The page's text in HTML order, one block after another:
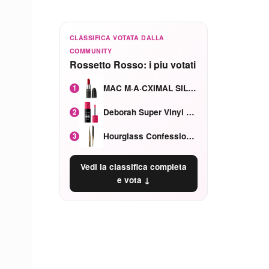
CLASSIFICA VOTATA DALLA
COMMUNITY
Rossetto Rosso: i piu votati
1 MAC M·A·CXIMAL SILKY MATTE Red Rock mat
2 Deborah Super Vinyl Shake Rosa Ciliegia
3 Hourglass Confession Ricaricabile Ultra Preciso Ad Alta Intensità Secretly Classic Red
Vedi la classifica completa
e vota ↓